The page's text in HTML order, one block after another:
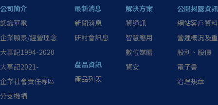
公司簡介
認識華電
企業願景/經營理念
大事記1994-2020
大事記2021-
企業社會責任專區
分支機構
最新消息
新聞消息
研討會訊息
產品資訊
產品列表
解決方案
資通訊
智慧應用
數位媒體
資安
公開揭露資訊
網站客戶資
營運概況及
股利、股價
電子書
治理規章